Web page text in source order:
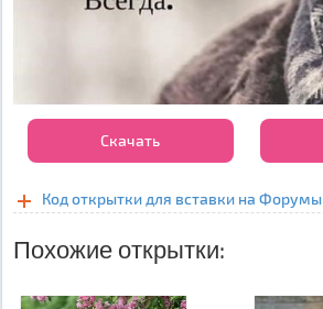
Скачать
Код открытки для вставки на Форумы
Похожие открытки: